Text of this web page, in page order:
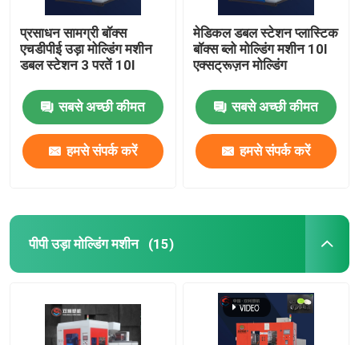
प्रसाधन सामग्री बॉक्स
एचडीपीई उड़ा मोल्डिंग मशीन
डबल स्टेशन 3 परतें 10l
सबसे अच्छी कीमत
हमसे संपर्क करें
मेडिकल डबल स्टेशन प्लास्टिक
बॉक्स ब्लो मोल्डिंग मशीन 10l
एक्सट्रूज़न मोल्डिंग
सबसे अच्छी कीमत
हमसे संपर्क करें
पीपी उड़ा मोल्डिंग मशीन (15)